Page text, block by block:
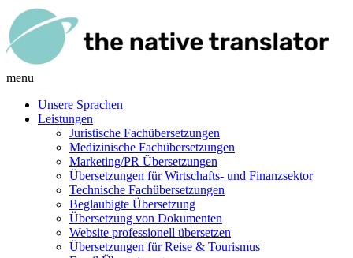
menu
Unsere Sprachen
Leistungen
Juristische Fachübersetzungen
Medizinische Fachübersetzungen
Marketing/PR Übersetzungen
Übersetzungen für Wirtschafts- und Finanzsektor
Technische Fachübersetzungen
Beglaubigte Übersetzung
Übersetzung von Dokumenten
Website professionell übersetzen
Übersetzungen für Reise & Tourismus